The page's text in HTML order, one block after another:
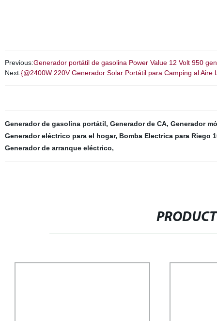
Previous:Generador portátil de gasolina Power Value 12 Volt 950
Next:{@2400W 220V Generador Solar Portátil para Camping al Aire
Generador de gasolina portátil, Generador de CA, Generador
Generador eléctrico para el hogar, Bomba Electrica para Riego
Generador de arranque eléctrico,